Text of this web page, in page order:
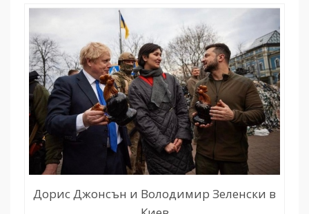
Дорис Джонсън и Володимир Зеленски в